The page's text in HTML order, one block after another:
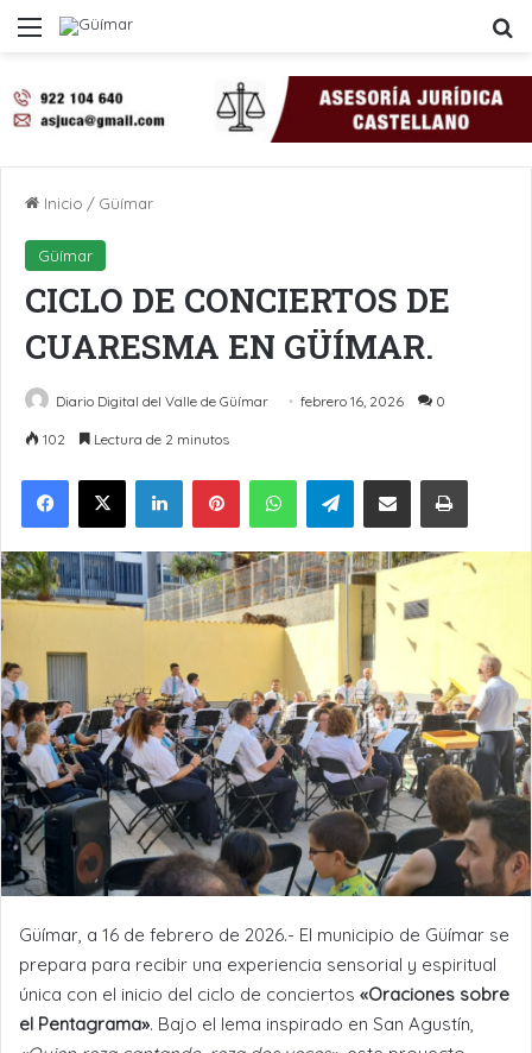
Menú
Inicio / Güímar
Güímar
CICLO DE CONCIERTOS DE
CUARESMA EN GÜÍMAR.
Diario Digital del Valle de Güímar febrero 16, 2026 0
102 Lectura de 2 minutos
LinkedInPinterestWhatsAppTelegramCompartir por Email Imprimir
Güímar, a 16 de febrero de 2026.- El municipio de Güímar se
prepara para recibir una experiencia sensorial y espiritual
única con el inicio del ciclo de conciertos «Oraciones sobre
el Pentagrama». Bajo el lema inspirado en San Agustín,